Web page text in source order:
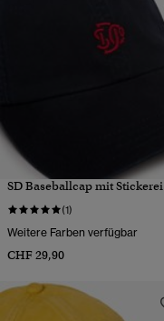
SD Baseballcap mit Stickerei
(1)
Weitere Farben verfügbar
CHF 29,90